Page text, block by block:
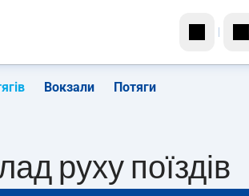
Вокзали Потяги
руху поїздів